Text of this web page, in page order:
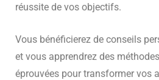
réussite de vos objectifs.
Vous bénéficierez de conseils
et vous apprendrez des
éprouvées pour transformer vos